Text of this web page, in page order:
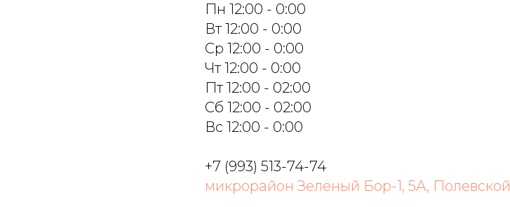
Пн 12:00 - 0:00
Вт 12:00 - 0:00
Ср 12:00 - 0:00
Чт 12:00 - 0:00
Пт 12:00 - 02:00
Сб 12:00 - 02:00
Вс 12:00 - 0:00
+7 (993) 513-74-74
микрорайон Зелёный Бор-1, 5А, Полевской